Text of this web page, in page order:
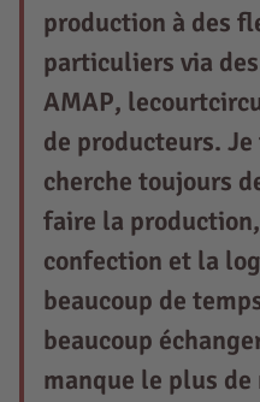
production à des
particuliers via
AMAP,
de producteurs.
cherche toujours
faire la
confection et la
beaucoup de
beaucoup
manque le plus